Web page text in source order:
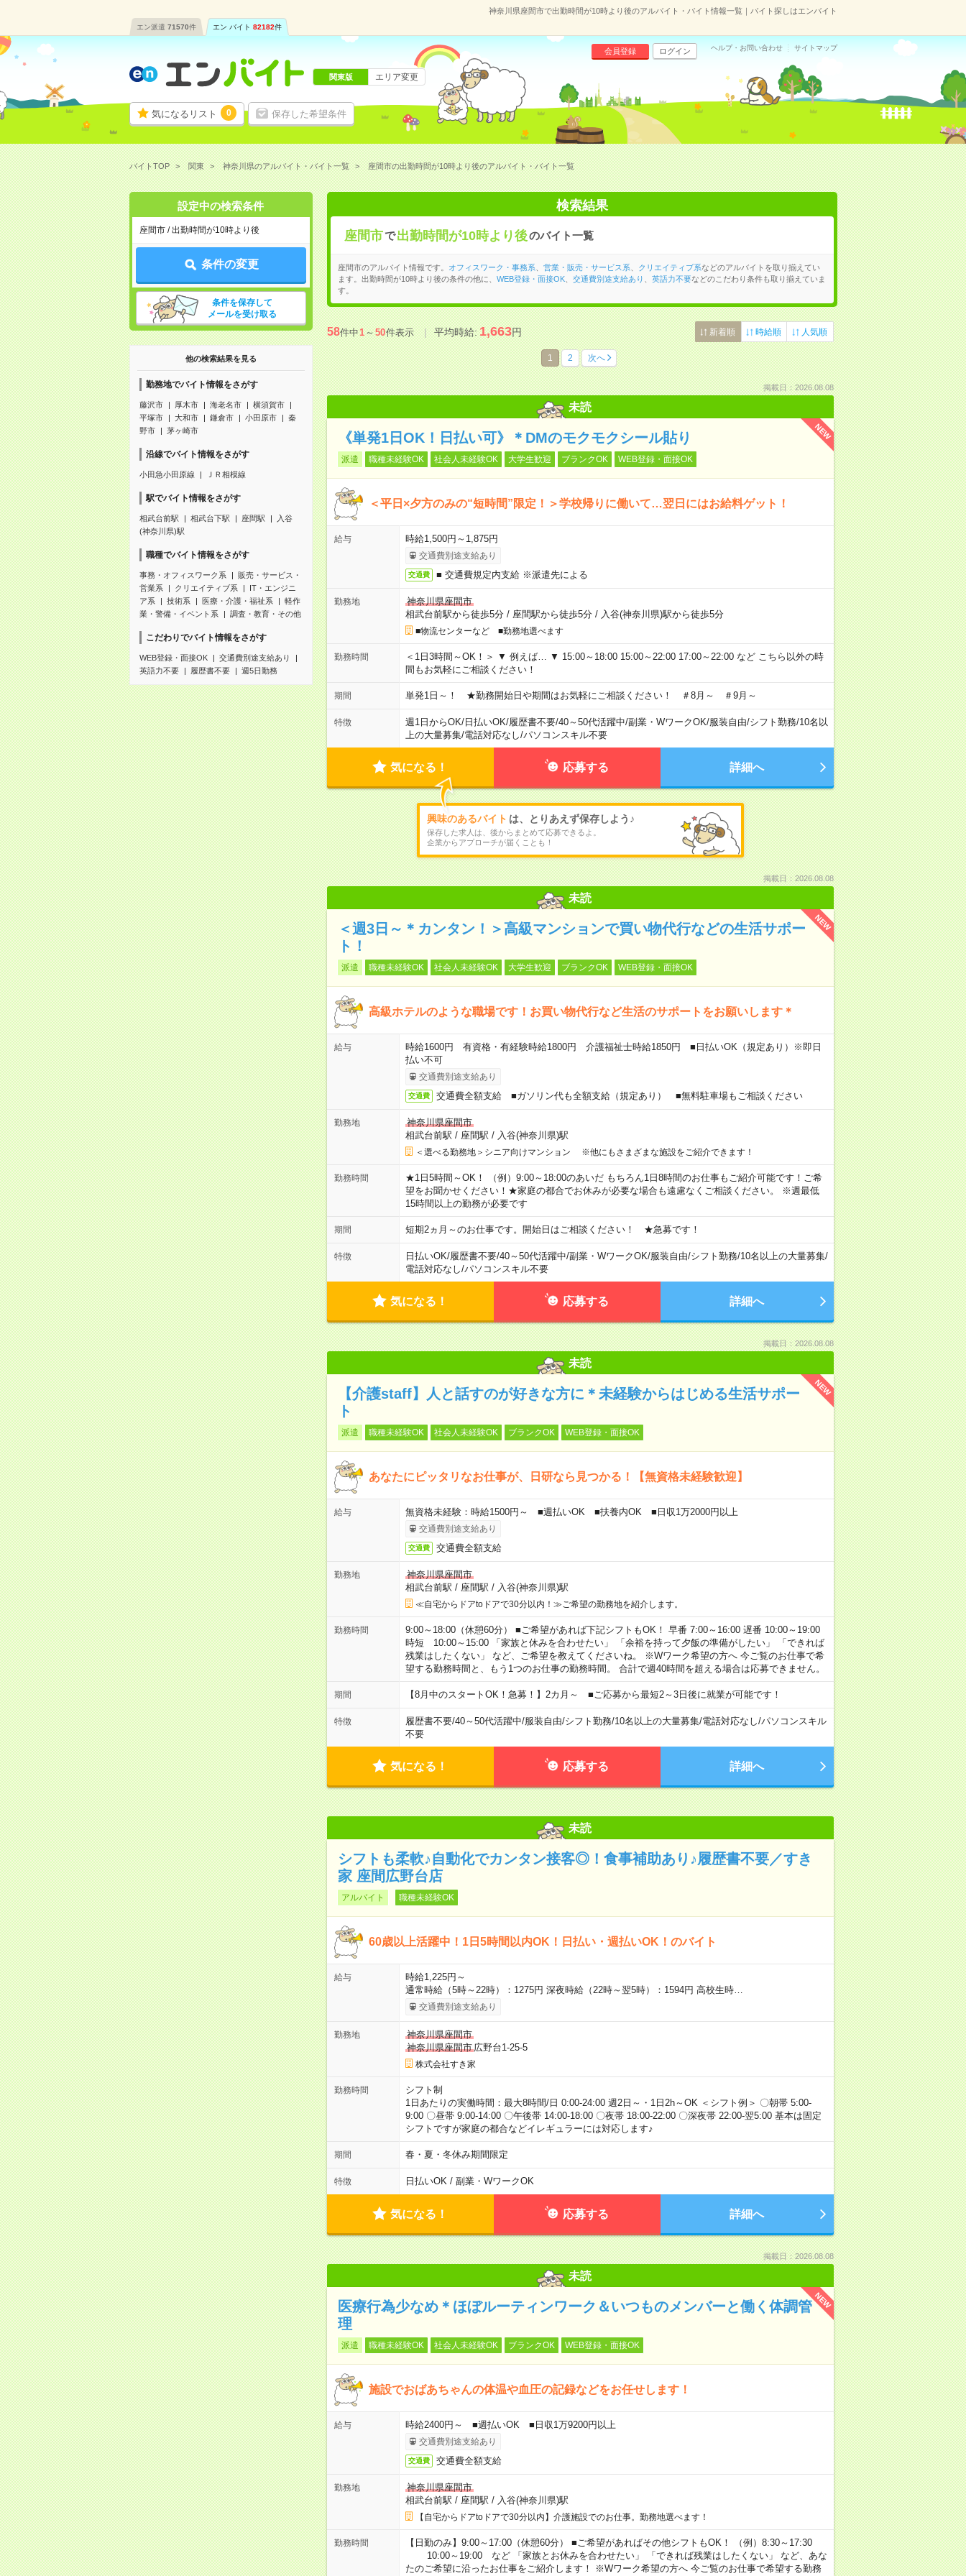
神奈川県座間市で出勤時間が10時より後のアルバイト・バイト情報一覧｜バイト探しはエンバイト
エン派遣 71570件 エン バイト 82182件
気になるリスト 0 保存した希望条件
会員登録 ログイン ヘルプ・お問い合わせ サイトマップ
関東版 エリア変更
バイトTOP 関東 神奈川県のアルバイト・バイト一覧 座間市の出勤時間が10時より後のアルバイト・バイト一覧
設定中の検索条件
座間市 / 出勤時間が10時より後
条件の変更
条件を保存して
メールを受け取る
他の検索結果を見る
勤務地でバイト情報をさがす
藤沢市 厚木市 海老名市
横須賀市
平塚市
大和市 鎌倉市 小田原市
秦
野市
茅ヶ崎市
沿線でバイト情報をさがす
小田急小田原線 ＪＲ相模線
駅でバイト情報をさがす
相武台前駅 相武台下駅 座間駅
入谷
(神奈川県)駅
職種でバイト情報をさがす
事務・オフィスワーク系
販売・サービス・
営業系
クリエイティブ系
IT・エンジニ
ア系
技術系 医療・介護・福祉系
軽作
業・警備・イベント系
調査・教育・その他
こだわりでバイト情報をさがす
WEB登録・面接OK
交通費別途支給あり
英語力不要
履歴書不要 週5日勤務
検索結果
座間市で 出勤時間が10時より後のバイト一覧
座間市のアルバイト情報です。 オフィスワーク・事務系 営業・販売・サービス系 クリエイティブ系などのアルバイトを取り揃えてい
ます。出勤時間が10時より後の条件の他に、 WEB登録・面接OK、 交通費別途支給あり 英語力不要などのこだわり条件も取り揃えていま
す。
58件中1～50件表示 平均時給:1,663円 新着順 時給順 人気順
1 2 次へ
掲載日：2026.08.08
未読
NEW
《単発1日OK！日払い可》＊DMのモクモクシール貼り
派遣 職種未経験OK 社会人未経験OK 大学生歓迎 ブランクOK WEB登録・面接OK
＜平日×夕方のみの“短時間”限定！＞学校帰りに働いて…翌日にはお給料ゲット！
給与 時給1,500円～1,875円
交通費別途支給あり
交通費 ■ 交通費規定内支給 ※派遣先による
勤務地
神奈川県座間市
相武台前駅から徒歩5分/ 座間駅から徒歩5分/ 入谷(神奈川県)駅から徒歩5分
■物流センターなど ■勤務地選べます
勤務時間
＜1日3時間～OK！＞ ▼ 例えば… ▼ 15:00～18:00 15:00～22:00 17:00～22:00 など こちら以外の時
間もお気軽にご相談ください！
期間 単発1日～！ ★勤務開始日や期間はお気軽にご相談ください！ ＃8月～ ＃9月～
特徴 週1日からOK/日払いOK/履歴書不要/40～50代活躍中/副業・WワークOK/服装自由/シフト勤務/10名以
上の大量募集/電話対応なし/パソコンスキル不要
気になる！ 応募する 詳細へ
興味のあるバイト は、とりあえず保存しよう♪
保存した求人は、後からまとめて応募できるよ。
企業からアプローチが届くことも！
掲載日：2026.08.08
未読
NEW
＜週3日～＊カンタン！＞高級マンションで買い物代行などの生活サポー
ト！
派遣 職種未経験OK 社会人未経験OK 大学生歓迎 ブランクOK WEB登録・面接OK
高級ホテルのような職場です！お買い物代行など生活のサポートをお願いします＊
給与
時給1600円 有資格・有経験時給1800円 介護福祉士時給1850円 ■日払いOK（規定あり）※即日
払い不可
交通費別途支給あり
交通費 交通費全額支給 ■ガソリン代も全額支給（規定あり） ■無料駐車場もご相談ください
勤務地
神奈川県座間市
相武台前駅 / 座間駅 / 入谷(神奈川県)駅
＜選べる勤務地＞シニア向けマンション ※他にもさまざまな施設をご紹介できます！
勤務時間
★1日5時間～OK！ （例）9:00～18:00のあいだ もちろん1日8時間のお仕事もご紹介可能です！ご希
望をお聞かせください！★家庭の都合でお休みが必要な場合も遠慮なくご相談ください。 ※週最低
15時間以上の勤務が必要です
期間 短期2ヵ月～のお仕事です。開始日はご相談ください！ ★急募です！
特徴 日払いOK/履歴書不要/40～50代活躍中/副業・WワークOK/服装自由/シフト勤務/10名以上の大量募集/
電話対応なし/パソコンスキル不要
気になる！ 応募する 詳細へ
掲載日：2026.08.08
未読
NEW
【介護staff】人と話すのが好きな方に＊未経験からはじめる生活サポー
ト
派遣 職種未経験OK 社会人未経験OK ブランクOK WEB登録・面接OK
あなたにピッタリなお仕事が、日研なら見つかる！【無資格未経験歓迎】
給与 無資格未経験：時給1500円～ ■週払いOK ■扶養内OK ■日収1万2000円以上
交通費別途支給あり
交通費 交通費全額支給
勤務地
神奈川県座間市
相武台前駅 / 座間駅 / 入谷(神奈川県)駅
≪自宅からドアtoドアで30分以内！≫ご希望の勤務地を紹介します。
勤務時間
9:00～18:00（休憩60分） ■ご希望があれば下記シフトもOK！ 早番 7:00～16:00 遅番 10:00～19:00
時短 10:00～15:00 「家族と休みを合わせたい」 「余裕を持って夕飯の準備がしたい」 「できれば
残業はしたくない」 など、ご希望を教えてくださいね。 ※Wワーク希望の方へ 今ご覧のお仕事で希
望する勤務時間と、もう1つのお仕事の勤務時間。 合計で週40時間を超える場合は応募できません。
期間 【8月中のスタートOK！急募！】2カ月～ ■ご応募から最短2～3日後に就業が可能です！
特徴 履歴書不要/40～50代活躍中/服装自由/シフト勤務/10名以上の大量募集/電話対応なし/パソコンスキル
不要
気になる！ 応募する 詳細へ
未読
シフトも柔軟♪自動化でカンタン接客◎！食事補助あり♪履歴書不要／すき
家 座間広野台店
アルバイト 職種未経験OK
60歳以上活躍中！1日5時間以内OK！日払い・週払いOK！のバイト
給与
時給1,225円～
通常時給（5時～22時）：1275円 深夜時給（22時～翌5時）：1594円 高校生時…
交通費別途支給あり
勤務地
神奈川県座間市
神奈川県座間市広野台1-25-5
株式会社すき家
勤務時間
シフト制
1日あたりの実働時間：最大8時間/日 0:00-24:00 週2日～・1日2h～OK ＜シフト例＞ 〇朝帯 5:00-
9:00 〇昼帯 9:00-14:00 〇午後帯 14:00-18:00 〇夜帯 18:00-22:00 〇深夜帯 22:00-翌5:00 基本は固定
シフトですが家庭の都合などイレギュラーには対応します♪
期間 春・夏・冬休み期間限定
特徴 日払いOK / 副業・WワークOK
気になる！ 応募する 詳細へ
掲載日：2026.08.08
未読
NEW
医療行為少なめ＊ほぼルーティンワーク＆いつものメンバーと働く体調管
理
派遣 職種未経験OK 社会人未経験OK ブランクOK WEB登録・面接OK
施設でおばあちゃんの体温や血圧の記録などをお任せします！
給与 時給2400円～ ■週払いOK ■日収1万9200円以上
交通費別途支給あり
交通費 交通費全額支給
勤務地
神奈川県座間市
相武台前駅 / 座間駅 / 入谷(神奈川県)駅
【自宅からドアtoドアで30分以内】介護施設でのお仕事。勤務地選べます！
勤務時間
【日勤のみ】9:00～17:00（休憩60分） ■ご希望があればその他シフトもOK！ （例）8:30～17:30
10:00～19:00 など 「家族とお休みを合わせたい」 「できれば残業はしたくない」 など、あな
たのご希望に沿ったお仕事をご紹介します！ ※Wワーク希望の方へ 今ご覧のお仕事で希望する勤務